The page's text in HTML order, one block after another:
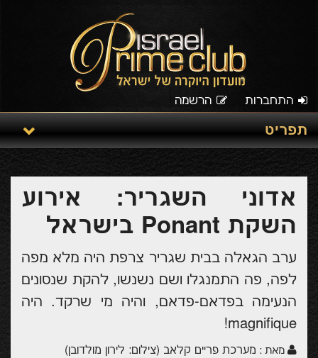
התחברות הרשמה
תפריט
אדוני השגריר: אירוע
השקת Ponant בישראל
ערב הגאלה בבית שגריר צרפת היה מלא מפה
לפה, פה התמנגלו ושם נשנשו, להקת שנסונים
הנעימה בפדאם-פדאם, והיה מי שרקד. היה
magnifique!
מאת : מערכת פריים קלאב (צילום: לירון מולדובן)